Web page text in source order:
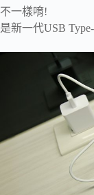
不一樣唷!
是新一代USB